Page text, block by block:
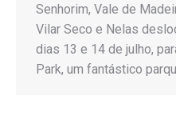
Senhorim, Vale de
Vilar Seco e Nelas
dias 13 e 14 de julho,
Park, um fantástico